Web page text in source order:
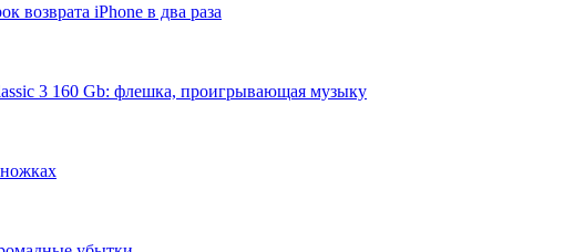
возврата iPhone в два раза
3 160 Gb: флешка, проигрывающая музыку